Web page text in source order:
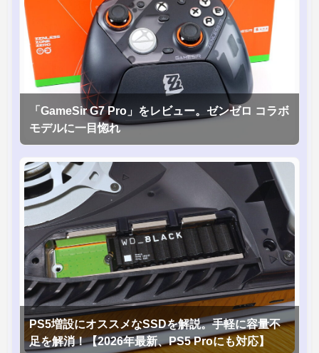
「GameSir G7 Pro」をレビュー。ゼンゼロ コラボ
モデルに一目惚れ
PS5増設にオススメなSSDを解説。手軽に容量不
足を解消！【2026年最新、PS5 Proにも対応】